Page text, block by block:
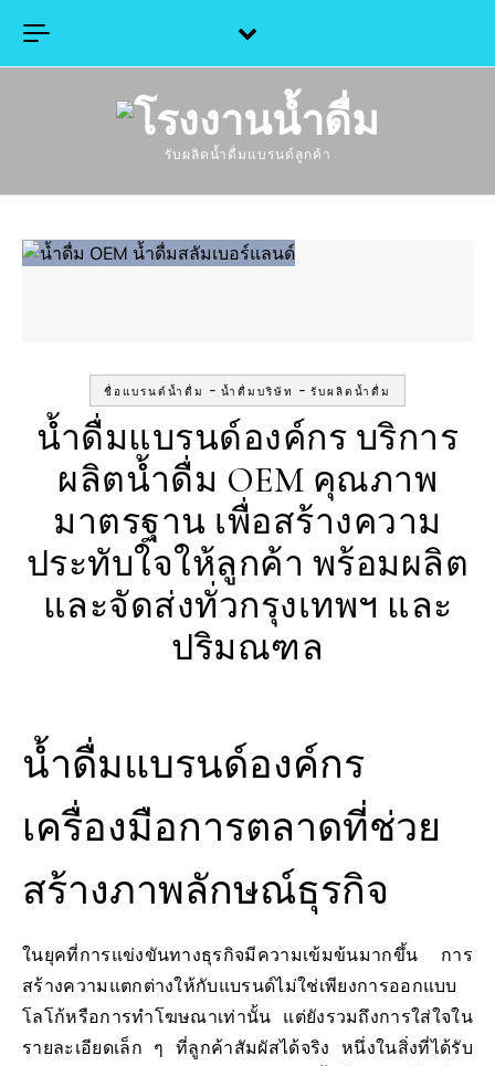
รับผลิตน้ำดื่มแบรนด์ลูกค้า
ชื่อแบรนด์น้ำดื่ม - น้ำดื่มบริษัท - รับผลิตน้ำดื่ม
น้ำดื่มแบรนด์องค์กร บริการ
ผลิตน้ำดื่ม OEM คุณภาพ
มาตรฐาน เพื่อสร้างความ
ประทับใจให้ลูกค้า พร้อมผลิต
และจัดส่งทั่วกรุงเทพฯ และ
ปริมณฑล
น้ำดื่มแบรนด์องค์กร
เครื่องมือการตลาดที่ช่วย
สร้างภาพลักษณ์ธุรกิจ
ในยุคที่การแข่งขันทางธุรกิจมีความเข้มข้นมากขึ้น การ
สร้างความแตกต่างให้กับแบรนด์ไม่ใช่เพียงการออกแบบ
โลโก้หรือการทำโฆษณาเท่านั้น แต่ยังรวมถึงการใส่ใจใน
รายละเอียดเล็ก ๆ ที่ลูกค้าสัมผัสได้จริง หนึ่งในสิ่งที่ได้รับ